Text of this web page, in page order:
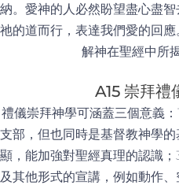
納。愛神的人必然盼望盡心盡
祂的道而行，表達我們愛的回
解神在聖經中所
A15 崇拜禮
禮儀崇拜神學可涵蓋三個意義
支部，但也同時是基督教神學
顯，能加強對聖經真理的認識
及其他形式的宣講，例如動作